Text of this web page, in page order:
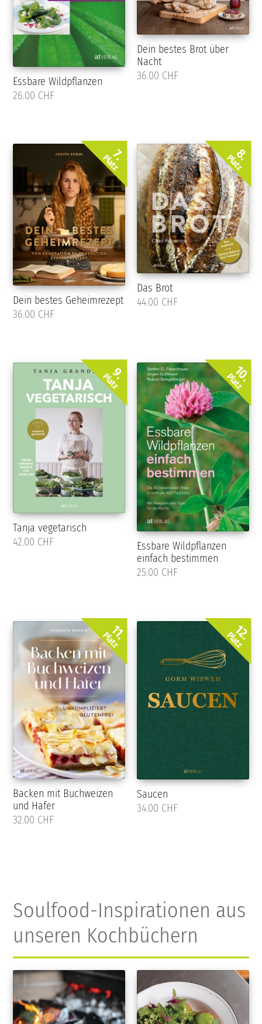
Essbare Wildpflanzen
26.00 CHF
Dein bestes Brot über
Nacht
36.00 CHF
7.
Platz
Dein bestes Geheimrezept
36.00 CHF
8.
Platz
Das Brot
44.00 CHF
9.
Platz
Tanja vegetarisch
42.00 CHF
10.
Platz
Essbare Wildpflanzen
einfach bestimmen
25.00 CHF
11.
Platz
Backen mit Buchweizen
und Hafer
32.00 CHF
12.
Platz
Saucen
34.00 CHF
Soulfood-Inspirationen aus
unseren Kochbüchern